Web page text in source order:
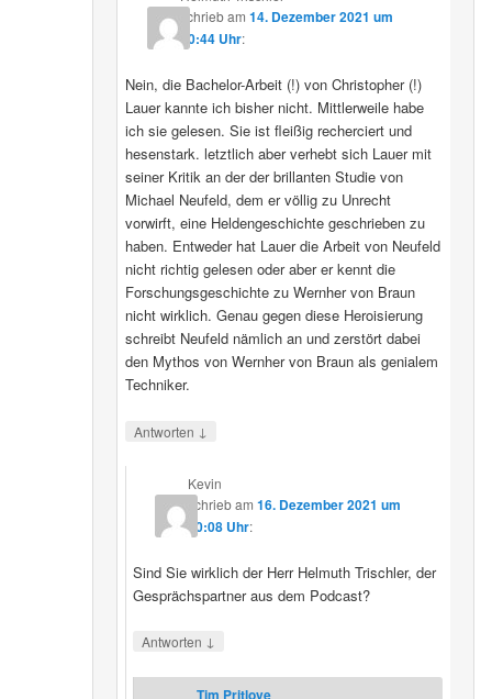
schriebam 14. Dezember 2021 um
20:44 Uhr:
Nein, die Bachelor-Arbeit (!) von Christopher (!)
Lauer kannte ich bisher nicht. Mittlerweile habe
ich sie gelesen. Sie ist fleißig recherciert und
hesenstark. letztlich aber verhebt sich Lauer mit
seiner Kritik an der der brillanten Studie von
Michael Neufeld, dem er völlig zu Unrecht
vorwirft, eine Heldengeschichte geschrieben zu
haben. Entweder hat Lauer die Arbeit von Neufeld
nicht richtig gelesen oder aber er kennt die
Forschungsgeschichte zu Wernher von Braun
nicht wirklich. Genau gegen diese Heroisierung
schreibt Neufeld nämlich an und zerstört dabei
den Mythos von Wernher von Braun als genialem
Techniker.
Antworten ↓
Kevin
schriebam16. Dezember 2021 um
20:08 Uhr:
Sind Sie wirklich der Herr Helmuth Trischler, der
Gesprächspartner aus dem Podcast?
Antworten ↓
Tim Pritlove